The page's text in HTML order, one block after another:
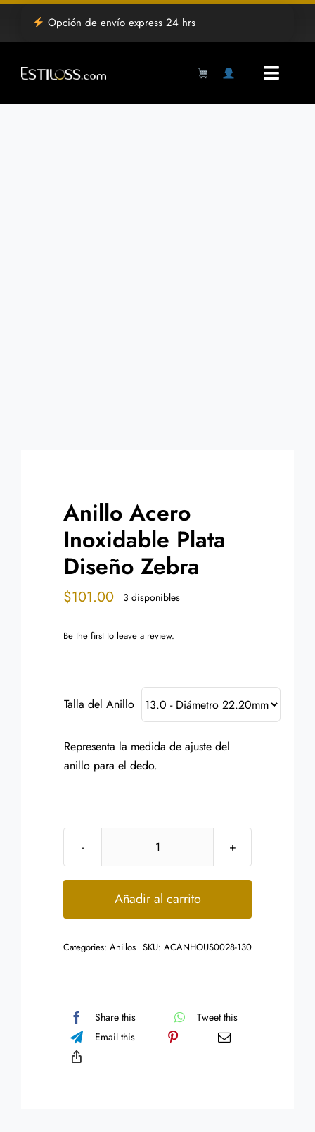
Saltar
contenido
Opción de envío express 24 hrs
Anillo Acero
Inoxidable Plata
Diseño Zebra
$101.00 3 disponibles
Be the first to leave a review.
Talla del Anillo
Representa la medida de ajuste del
anillo para el dedo.
Anillo
Inoxidable
Zebra
Añadir al carrito
Categories: Anillos SKU: ACANHOUS0028-130
Share this
Tweet this
Email this